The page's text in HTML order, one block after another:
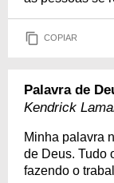
COPIAR
Palavra de
Kendrick
Minha palavra
de Deus. Tudo
fazendo o